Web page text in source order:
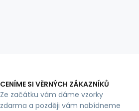
CENÍME SI VĚRNÝCH ZÁKAZNÍKŮ
Ze začátku vám dáme vzorky
zdarma a později vám nabídneme